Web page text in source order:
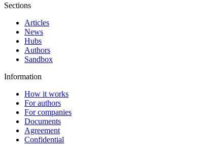
Sections
Articles
News
Hubs
Authors
Sandbox
Information
How it works
For authors
For companies
Documents
Agreement
Confidential